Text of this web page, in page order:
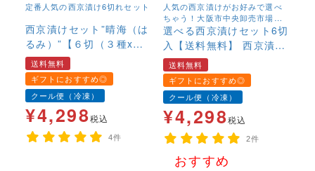
定番人気の西京漬け6切れセット
西京漬けセット”晴海（は
るみ）”【６切（３種x２
切）】【送料無料】 味
噌漬け 贈答 即日配送 人
気 定番 銀だら入 2人前
送料無料
ギフトにおすすめ◎
クール便（冷凍）
¥4,298税込
4件
人気の西京漬けがお好みで選べ
ちゃう！大阪市中央卸売市場、
創業9０年の歴史の中で受け継が
れているお魚の西京漬けです。
選べる西京漬けセット6切
入【送料無料】 西京漬
味噌漬 老舗 西京漬け の
焼き方 味噌漬け 人気 焼
き方 西京焼き お取り寄
せ 銀だら入 定番 お土産
お返し ギフト 贈答 魚 漬
魚 内祝 法要 法事 出産祝
い 結婚 お祝 誕生日 古稀
贅沢 人気セット 売れ筋
送料無料
ギフトにおすすめ◎
クール便（冷凍）
¥4,298税込
2件
おすすめ